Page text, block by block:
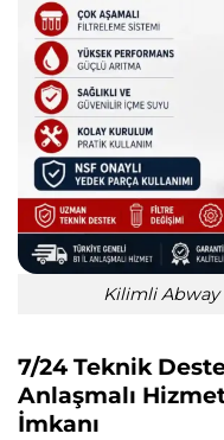
Kilimli Abway
7/24 Teknik
Anlaşmalı
İmkanı